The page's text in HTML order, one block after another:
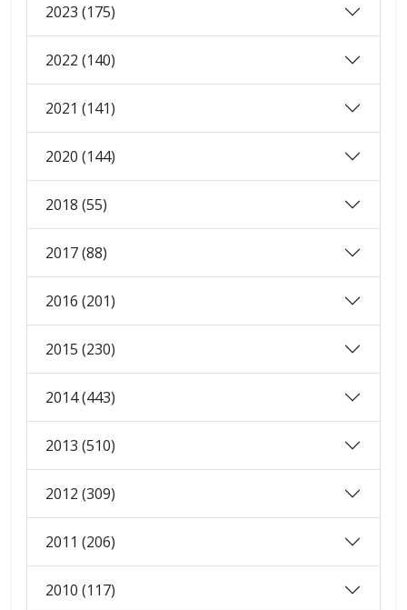
2023 (175)
2022 (140)
2021 (141)
2020 (144)
2018 (55)
2017 (88)
2016 (201)
2015 (230)
2014 (443)
2013 (510)
2012 (309)
2011 (206)
2010 (117)